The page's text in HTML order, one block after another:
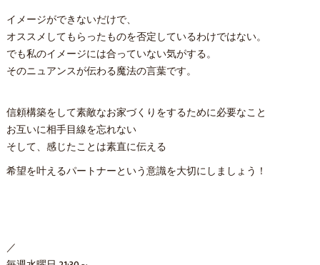
イメージができないだけで、
オススメしてもらったものを否定しているわけではない。
でも私のイメージには合っていない気がする。
そのニュアンスが伝わる魔法の言葉です。
信頼構築をして素敵なお家づくりをするために必要なこと
お互いに相手目線を忘れない
そして、感じたことは素直に伝える
希望を叶えるパートナーという意識を大切にしましょう！
／